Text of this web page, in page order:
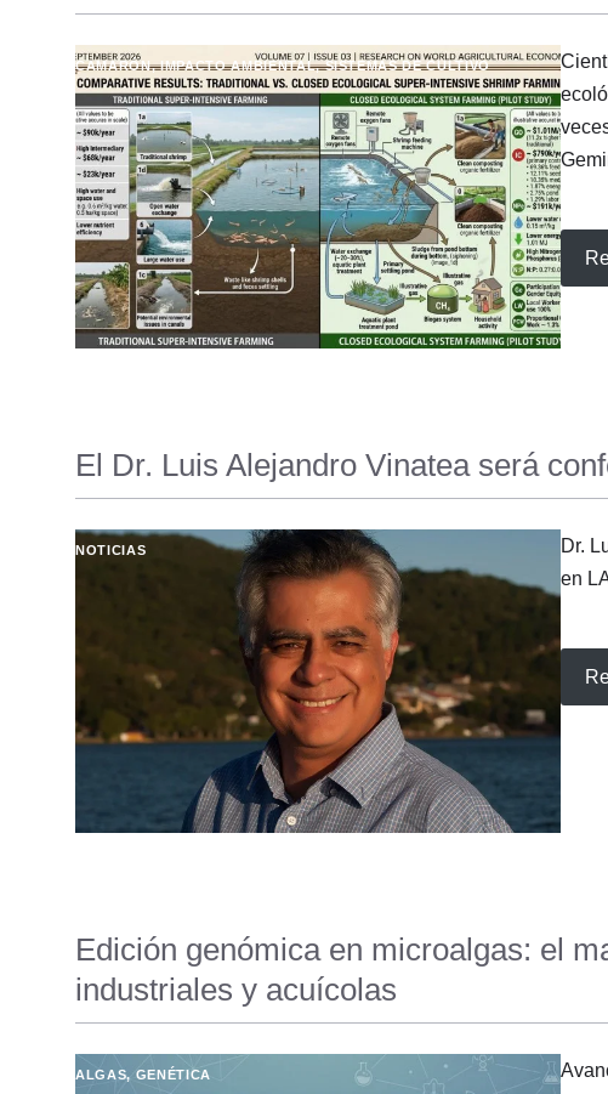
CAMARÓN,IMPACTO AMBIENTAL,SISTEMAS DE CULTIVO
El Dr. Luis Alejandro Vinatea será
NOTICIAS
Dr.
en
Edición genómica en microalgas: el
industriales y acuícolas
ALGAS, GENÉTICA